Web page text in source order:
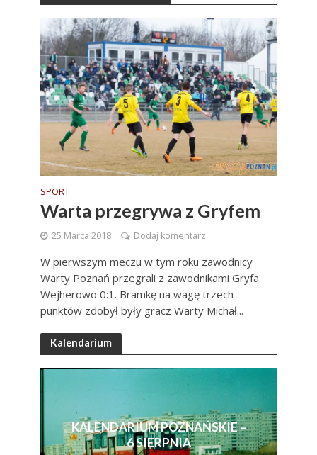
SPORT
Warta przegrywa z Gryfem
25 Marca 2018 Dodaj komentarz
W pierwszym meczu w tym roku zawodnicy
Warty Poznań przegrali z zawodnikami Gryfa
Wejherowo 0:1. Bramkę na wagę trzech
punktów zdobył były gracz Warty Michał...
Kalendarium
KALENDARIUM POZNAŃSKIE –
6 SIERPNIA